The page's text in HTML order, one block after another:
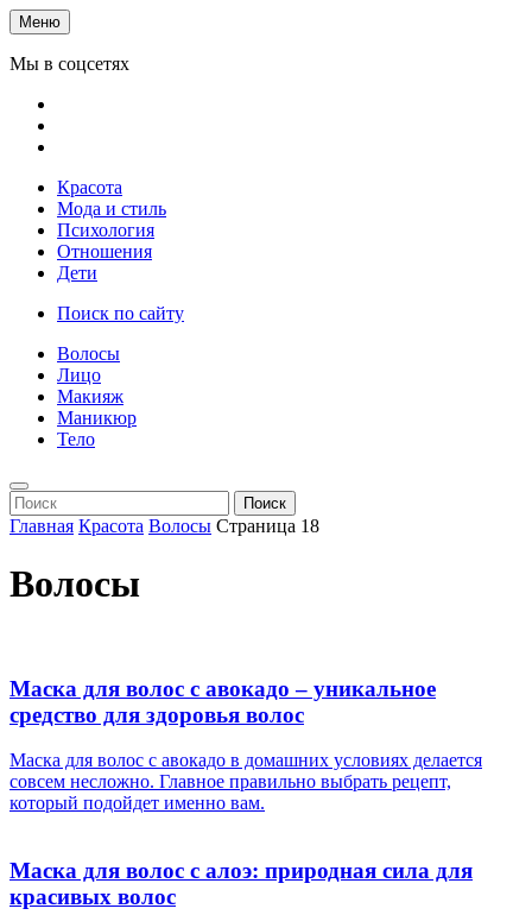
Меню
Мы в соцсетях
Красота
Мода и стиль
Психология
Отношения
Дети
Поиск по сайту
Волосы
Лицо
Макияж
Маникюр
Тело
Поиск
Главная Красота Волосы Страница 18
Волосы
Маска для волос с авокадо – уникальное
средство для здоровья волос
Маска для волос с авокадо в домашних условиях делается
совсем несложно. Главное правильно выбрать рецепт,
который подойдет именно вам.
Маска для волос с алоэ: природная сила для
красивых волос